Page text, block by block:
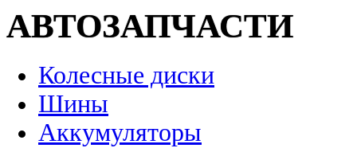
АВТОЗАПЧАСТИ
Колесные диски
Шины
Аккумуляторы